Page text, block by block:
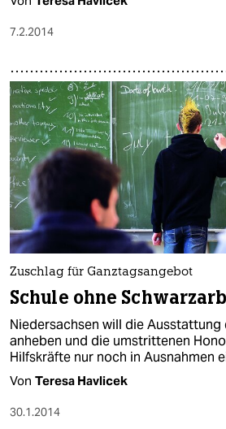
7.2.2014
Zuschlag für Ganztagsangebot
Schule ohne
Niedersachsen will die Ausstattung
anheben und die umstrittenen
Hilfskräfte nur noch in Ausnahmen
Von Teresa Havlicek
30.1.2014